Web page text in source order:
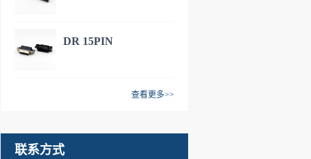
DR 15PIN
查看更多>>
联系方式